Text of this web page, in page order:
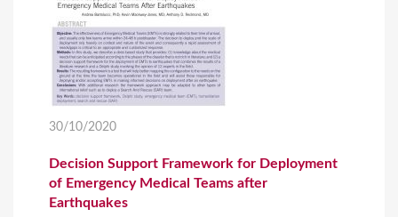
30/10/2020
Decision Support Framework for Deployment
of Emergency Medical Teams after
Earthquakes